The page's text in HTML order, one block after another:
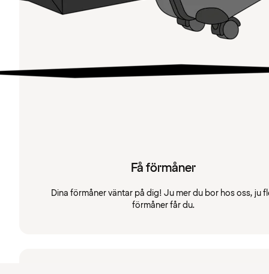
Få förmåner
Dina förmåner väntar på dig! Ju mer du bor hos oss, ju
förmåner får du.